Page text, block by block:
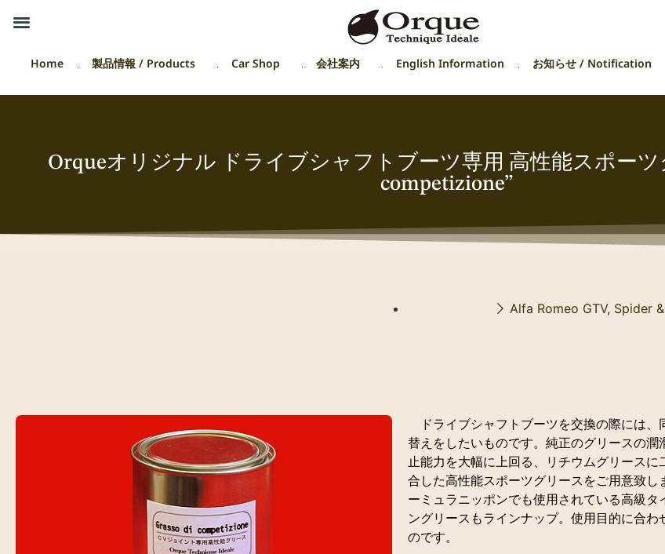
Home 製品情報 / Products Car Shop 会社案内 English Information お知らせ / Notification
Orqueオリジナル ドライブシャフトブーツ専用 高性能スポーツ
competizione”
Alfa Romeo GTV, Spider
ドライブシャフトブーツを交換の際には、
替えをしたいものです。純正のグリースの潤
止能力を大幅に上回る、リチウムグリースに
合した高性能スポーツグリースをご用意致し
ーミュラニッポンでも使用されている高級タ
ングリースもラインナップ。使用目的に合わ
のです。